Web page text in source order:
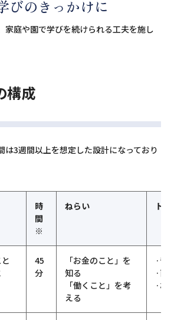
びのきっかけに
家庭や園で学びを続けられる工夫を施し
構成
は3週間以上を想定した設計になっており
時
間
※
ねらい ト
45
分
「お金のこと」を
知る
「働くこと」を考
える
·昔
·商
·お